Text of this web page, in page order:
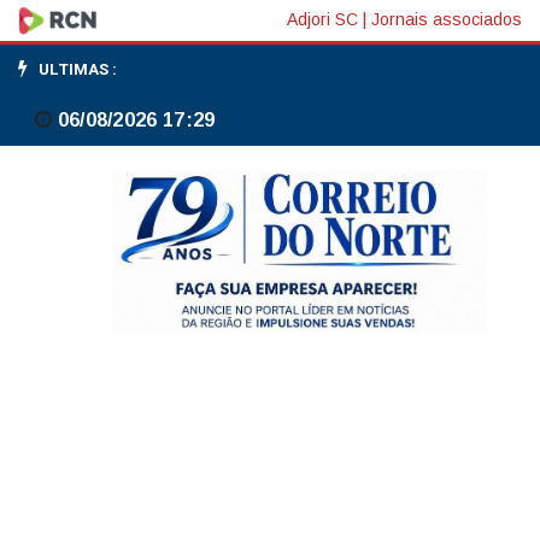
Pessoas
50+
vão
representar
metade
Adjori SC Jornais associados
ULTIMAS :
06/08/2026 17:29